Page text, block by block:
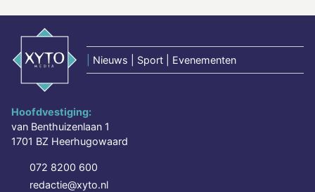
Nieuws | Sport | Evenementen
Hoofdvestiging:
van Benthuizenlaan 1
1701 BZ Heerhugowaard
072 8200 600
redactie@xyto.nl